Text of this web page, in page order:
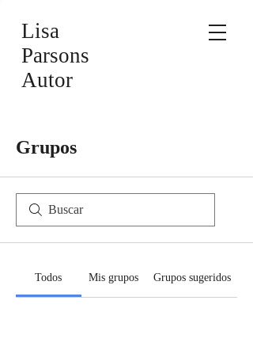
Lisa
Parsons
Autor
Grupos
Todos Mis grupos Grupos sugeridos